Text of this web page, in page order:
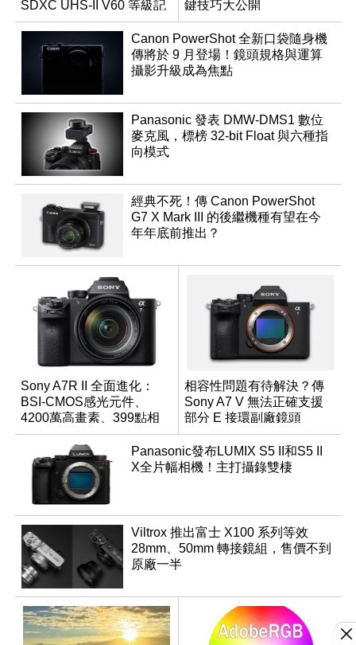
SDXC UHS-II V60 等級記
憶卡
鍵技巧大公開
Canon PowerShot 全新口袋隨身機
傳將於 9 月登場！鏡頭規格與運算
攝影升級成為焦點
Panasonic 發表 DMW-DMS1 數位
麥克風，標榜 32-bit Float 與六種指
向模式
經典不死！傳 Canon PowerShot
G7 X Mark III 的後繼機種有望在今
年年底前推出？
Sony A7R II 全面進化：
BSI-CMOS感光元件、
4200萬高畫素、399點相
位對焦、內建4K錄影
相容性問題有待解決？傳
Sony A7 V 無法正確支援
部分 E 接環副廠鏡頭
Panasonic發布LUMIX S5 II和S5 II
X全片幅相機！主打攝錄雙棲
Viltrox 推出富士 X100 系列等效
28mm、50mm 轉接鏡組，售價不到
原廠一半